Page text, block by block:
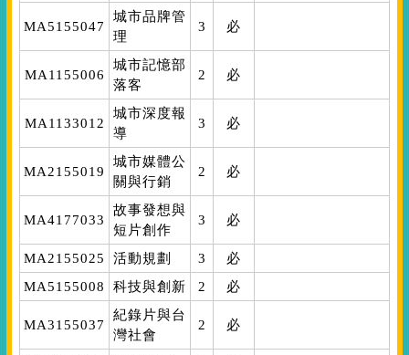
MA5155047
城市品牌管
理
3 必
MA1155006
城市記憶部
落客
2 必
MA1133012
城市深度報
導
3 必
MA2155019
城市媒體公
關與行銷
2 必
MA4177033
故事發想與
短片創作
3 必
MA2155025 活動規劃 3
必
MA5155008
科技與創新 2 必
MA3155037
紀錄片與台
灣社會
2 必